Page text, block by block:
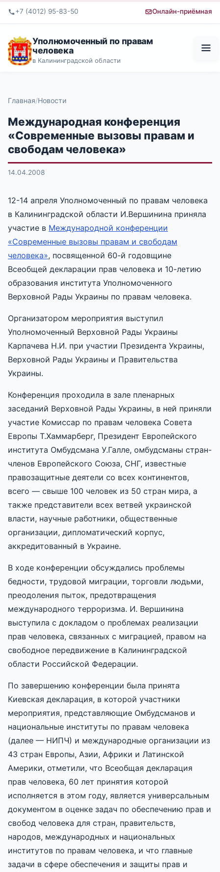
+7 (4012) 95-83-50 Онлайн-приёмная
Уполномоченный по правам
человека
в Калининградской области
Главная Новости
Международная конференция
«Современные вызовы правам и
свободам человека»
14.04.2008
12-14 апреля Уполномоченный по правам человека
в Калининградской области И.Вершинина приняла
участие в Международной конференции
«Современные вызовы правам и свободам
человека», посвященной 60-й годовщине
Всеобщей декларации прав человека и 10-летию
образования института Уполномоченного
Верховной Рады Украины по правам человека.
Организатором мероприятия выступил
Уполномоченный Верховной Рады Украины
Карпачева Н.И. при участии Президента Украины,
Верховной Рады Украины и Правительства
Украины.
Конференция проходила в зале пленарных
заседаний Верховной Рады Украины, в ней приняли
участие Комиссар по правам человека Совета
Европы Т.Хаммарберг, Президент Европейского
института Омбудсмана У.Галле, омбудсманы стран-
членов Европейского Союза, СНГ, известные
правозащитные деятели со всех континентов,
всего — свыше 100 человек из 50 стран мира, а
также представители всех ветвей украинской
власти, научные работники, общественные
организации, дипломатический корпус,
аккредитованный в Украине.
В ходе конференции обсуждались проблемы
бедности, трудовой миграции, торговли людьми,
преодоления пыток, предотвращения
международного терроризма. И. Вершинина
выступила с докладом о проблемах реализации
прав человека, связанных с миграцией, правом на
свободное передвижение в Калининградской
области Российской Федерации.
По завершению конференции была принята
Киевская декларация, в которой участники
мероприятия, представляющие Омбудсманов и
национальные институты по правам человека
(далее — НИПЧ) и международные организации из
43 стран Европы, Азии, Африки и Латинской
Америки, отметили, что Всеобщая декларация
прав человека, 60 лет принятия которой
исполняется в этом году, является универсальным
документом в оценке задач по обеспечению прав и
свобод человека для стран, правительств,
народов, международных и национальных
институтов по правам человека, и что главные
задачи в сфере обеспечения и защиты прав и